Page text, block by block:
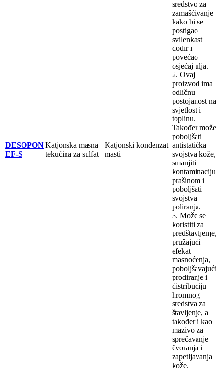
DESOPON
EF-S
Katjonska masna
tekućina za sulfat
Katjonski kondenzat
masti
sredstvo za
zamašćivanje
kako bi se
postigao
svilenkast
dodir i
povećao
osjećaj ulja.
2. Ovaj
proizvod ima
odličnu
postojanost na
svjetlost i
toplinu.
Također može
poboljšati
antistatička
svojstva kože,
smanjiti
kontaminaciju
prašinom i
poboljšati
svojstva
poliranja.
3. Može se
koristiti za
predštavljenje,
pružajući
efekat
masnoćenja,
poboljšavajući
prodiranje i
distribuciju
hromnog
sredstva za
štavljenje, a
također i kao
mazivo za
sprečavanje
čvoranja i
zapetljavanja
kože.